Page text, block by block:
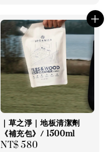
｜草之淨｜地板清潔劑
《補充包》/ 1500ml
Regular
NT$ 580